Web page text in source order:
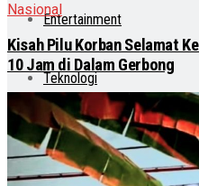
Entertainment
Teknologi
Otomotif
Nasional
Kisah Pilu Korban Selamat
10 Jam di Dalam Gerbong